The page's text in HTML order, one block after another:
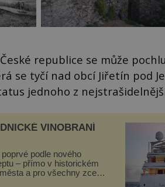
republice se může
se tyčí nad obcí Jiřetín pod
jednoho z
VINOBRANÍ
poprvé podle nového
– přímo v historickém
a pro všechny zcela